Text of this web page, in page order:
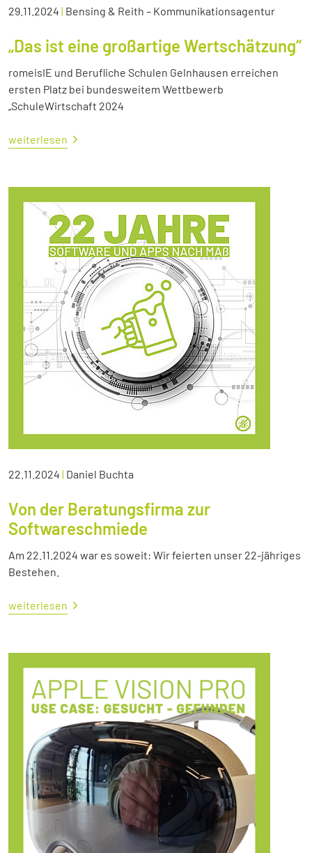
29.11.2024 | Bensing & Reith – Kommunikationsagentur
„Das ist eine großartige Wertschätzung“
romeisIE und Berufliche Schulen Gelnhausen erreichen
ersten Platz bei bundesweitem Wettbewerb
„SchuleWirtschaft 2024
weiterlesen
22.11.2024 | Daniel Buchta
Von der Beratungsfirma zur
Softwareschmiede
Am 22.11.2024 war es soweit: Wir feierten unser 22-jähriges
Bestehen.
weiterlesen